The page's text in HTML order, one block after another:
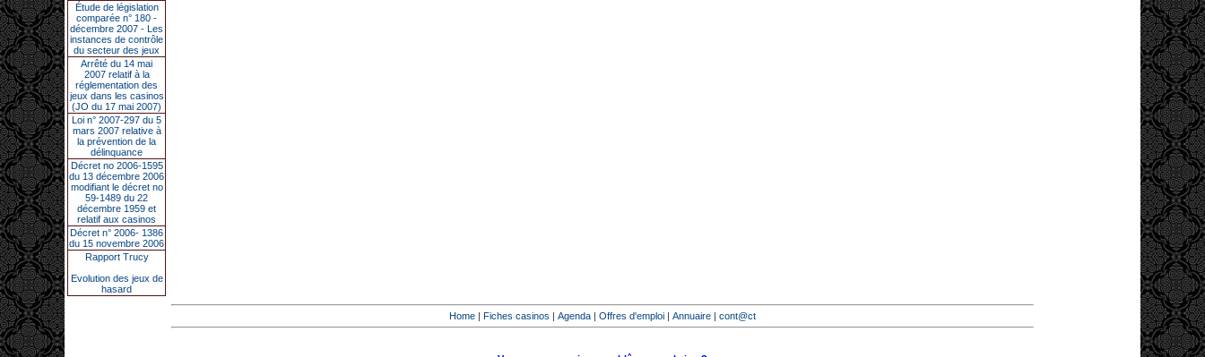
Étude de législation
comparée n° 180 -
décembre 2007 - Les
instances de contrôle
du secteur des jeux
Arrêté du 14 mai
2007 relatif à la
réglementation des
jeux dans les casinos
(JO du 17 mai 2007)
Loi n° 2007-297 du 5
mars 2007 relative à
la prévention de la
délinquance
Décret no 2006-1595
du 13 décembre 2006
modifiant le décret no
59-1489 du 22
décembre 1959 et
relatif aux casinos
Décret n° 2006- 1386
du 15 novembre 2006
Rapport Trucy
Evolution des jeux de
hasard
Home | Fiches casinos | Agenda | Offres d'emploi | Annuaire | cont@ct